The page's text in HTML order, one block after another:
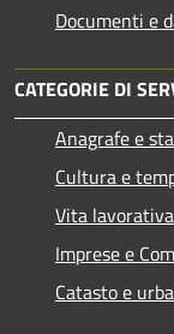
Documenti e
CATEGORIE DI
Anagrafe e
Cultura e
Vita lavorativa
Imprese e
Catasto e